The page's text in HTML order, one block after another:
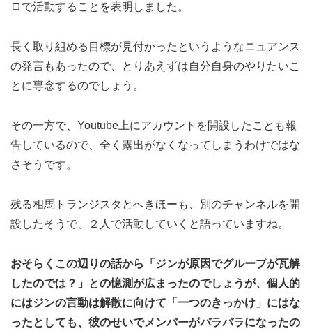
ロで活動することを表明しました。
長く取り組める目標が見付かったというようなニュアンス
の発言もあったので、とりあえずは自分自身のやりたいこ
とに専念するのでしょう。
その一方で、Youtube上にアカウントを開設したことも報
告しているので、全く露出がなくなってしまうわけではな
さそうです。
残る相馬トランジスタとへきほーも、別のチャンネルを開
設したそうで、２人で活動していくと語っていますね。
おそらくこの辺りの話から「ジンが原因でグループが瓦解
したのでは？」との憶測が広まったのでしょうが、個人的
にはジンの言動は解散に向けて「一つのきっかけ」にはな
ったとしても、彼のせいでメンバーがバラバラになったの